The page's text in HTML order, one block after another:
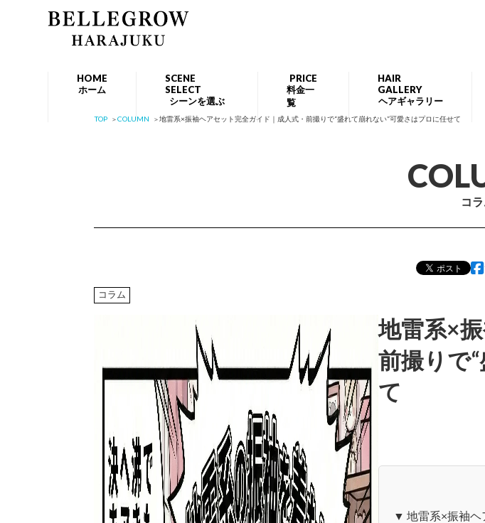
HOME
ホーム
SCENE
SELECT
シーンを選ぶ
PRICE
料金一
覧
HAIR
GALLERY
ヘアギャラリー
TOP COLUMN 地雷系×振袖ヘアセット完全ガイド｜成人式・前撮りで“盛れて崩れない”可愛さはプロに任せて
コ
コラム
地雷系×
前撮りで
て
▼ 地雷系×振袖ヘ